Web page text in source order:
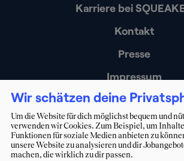
Karriere bei
Kontakt
Presse
Impressum
Datenschutz
Erklärung zur
Wir schätzen deine
Um die Website für dich möglichst bequem und
verwenden wir Cookies. Zum Beispiel, um
Funktionen für soziale Medien anbieten zu
unsere Website zu analysieren und dir
machen, die wirklich zu dir passen.